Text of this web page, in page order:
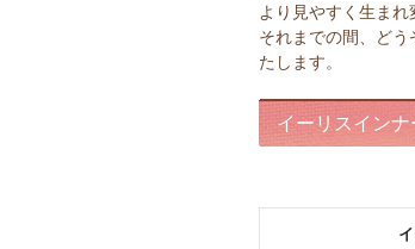
より見やすく生まれ
それまでの間、ど
たします。
イーリスイン